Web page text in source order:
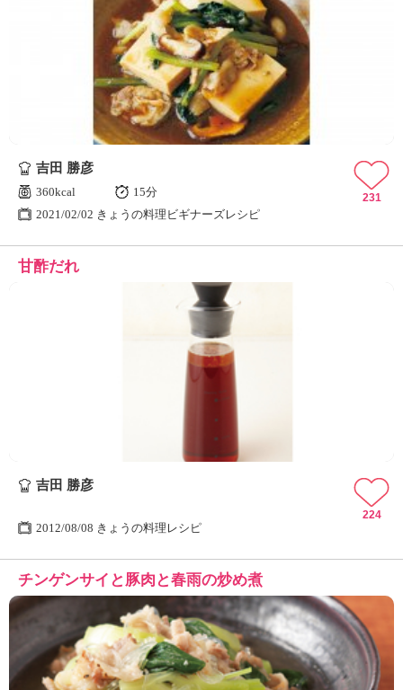
吉田 勝彦
360kcal
15分
2021/02/02 きょうの料理ビギナーズレシピ
231
甘酢だれ
吉田 勝彦
2012/08/08 きょうの料理レシピ
224
チンゲンサイと豚肉と春雨の炒め煮